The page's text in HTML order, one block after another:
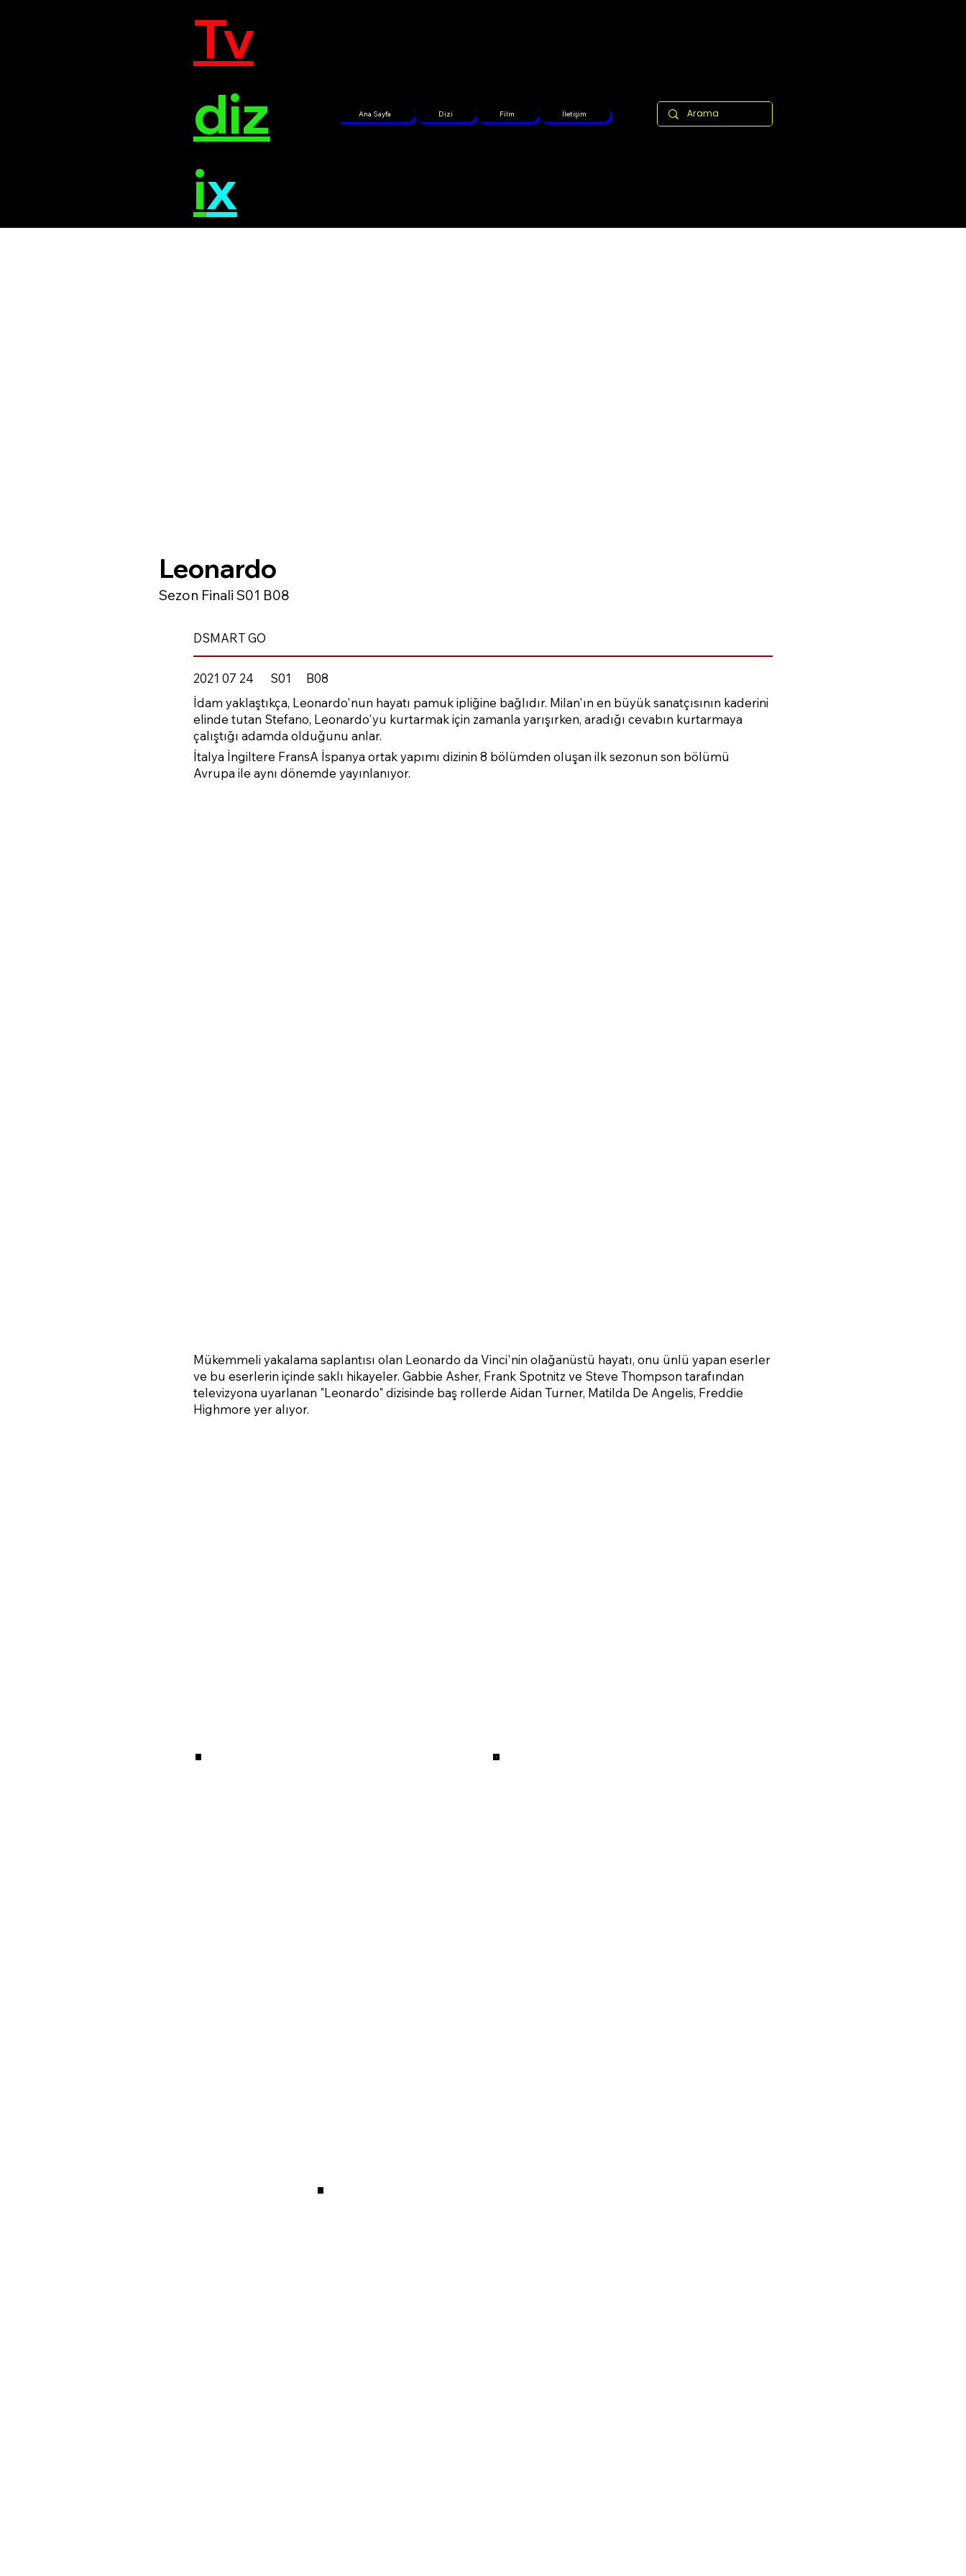
Tv
diz
ix
Ana Sayfa Dizi Film İletişim
Leonardo
Sezon Finali S01 B08
DSMART GO
2021 07 24 S01
B08
İdam yaklaştıkça, Leonardo'nun hayatı pamuk ipliğine bağlıdır. Milan'ın en büyük sanatçısının kaderini
elinde tutan Stefano, Leonardo'yu kurtarmak için zamanla yarışırken, aradığı cevabın kurtarmaya
çalıştığı adamda olduğunu anlar.
İtalya İngiltere FransA İspanya ortak yapımı dizinin 8 bölümden oluşan ilk sezonun son bölümü
Avrupa ile aynı dönemde yayınlanıyor.
Mükemmeli yakalama saplantısı olan Leonardo da Vinci'nin olağanüstü hayatı, onu ünlü yapan eserler
ve bu eserlerin içinde saklı hikayeler. Gabbie Asher, Frank Spotnitz ve Steve Thompson tarafından
televizyona uyarlanan "Leonardo" dizisinde baş rollerde Aidan Turner, Matilda De Angelis, Freddie
Highmore yer alıyor.